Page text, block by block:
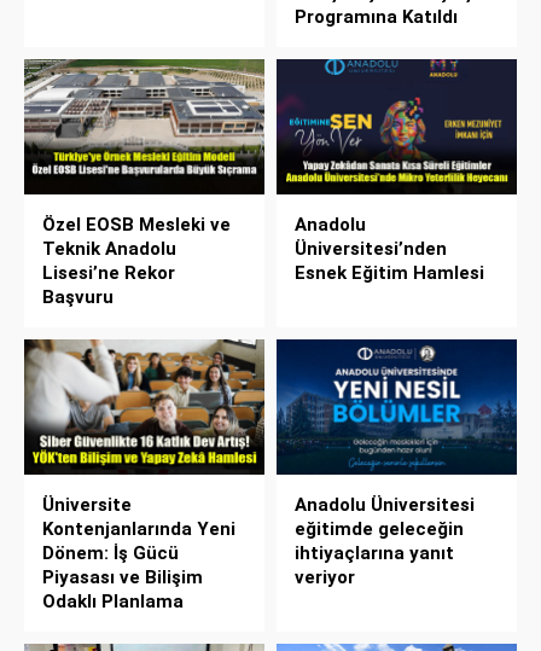
Programına Katıldı
Özel EOSB Mesleki ve
Teknik Anadolu
Lisesi’ne Rekor
Başvuru
Anadolu
Üniversitesi’nden
Esnek Eğitim Hamlesi
Üniversite
Kontenjanlarında Yeni
Dönem: İş Gücü
Piyasası ve Bilişim
Odaklı Planlama
Anadolu Üniversitesi
eğitimde geleceğin
ihtiyaçlarına yanıt
veriyor